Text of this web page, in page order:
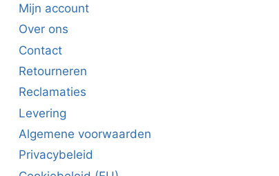
Mijn account
Over ons
Contact
Retourneren
Reclamaties
Levering
Algemene voorwaarden
Privacybeleid